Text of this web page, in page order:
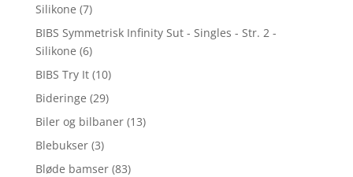
Silikone (7)
BIBS Symmetrisk Infinity Sut - Singles - Str. 2 -
Silikone (6)
BIBS Try It (10)
Bideringe (29)
Biler og bilbaner (13)
Blebukser (3)
Bløde bamser (83)